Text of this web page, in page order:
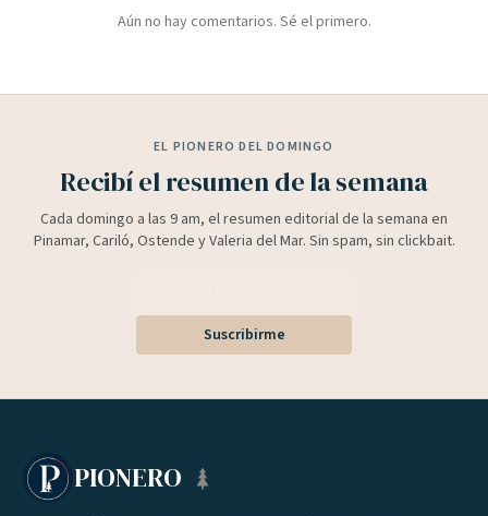
Aún no hay comentarios. Sé el primero.
EL PIONERO DEL DOMINGO
Recibí el resumen de la semana
Cada domingo a las 9 am, el resumen editorial de la semana en
Pinamar, Cariló, Ostende y Valeria del Mar. Sin spam, sin clickbait.
Suscribirme
PIONERO